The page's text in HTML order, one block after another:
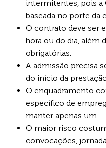
intermitentes, pois a
baseada no porte da
O contrato deve ser
hora ou do dia, além
obrigatórias.
A admissão precisa
do início da
O enquadramento
específico de
manter apenas um.
O maior risco
convocações,